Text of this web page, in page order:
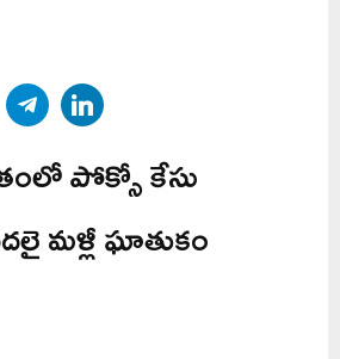
TwitterTelegram
పోక్సో కేసు
మళ్లీ ఘాతుకం